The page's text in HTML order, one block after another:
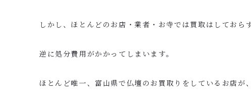
しかし、ほとんどのお店・業者・お寺では買取はしておら
逆に処分費用がかかってしまいます。
ほとんど唯一、富山県で仏壇のお買取りをしているお店が